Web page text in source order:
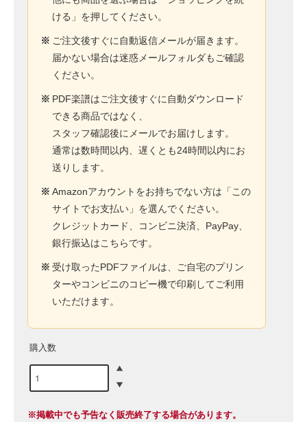
ける」を押してください。
※ ご注文後すぐに自動返信メールが届きます。
届かない場合は迷惑メールフォルダもご確認
ください。
※ PDF楽譜はご注文後すぐに自動ダウンロード
できる商品ではなく、
スタッフ確認後にメールでお届けします。
通常は数時間以内、遅くとも24時間以内にお
送りします。
※ Amazonアカウントをお持ちでない方は「この
サイトでお支払い」を選んでください。
クレジットカード、コンビニ決済、PayPay、
銀行振込はこちらです。
※ 受け取ったPDFファイルは、ご自宅のプリン
ターやコンビニのコピー機で印刷してご利用
いただけます。
購入数
※掲載中でも予告なく販売終了する場合があります。